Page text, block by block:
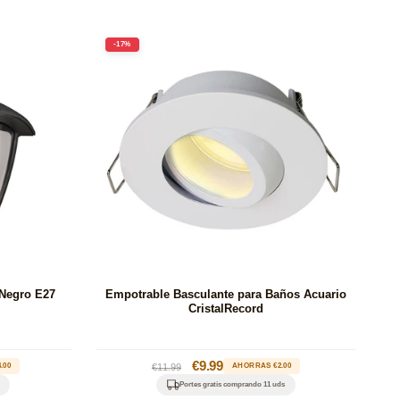
E27
-17%
Empotrable Basculante para Baños Acuario
CristalRecord
Precio
habitual
€11.99
Precio
oferta
€9.99 AHORRAS €2.00
Portes gratis comprando 11 uds